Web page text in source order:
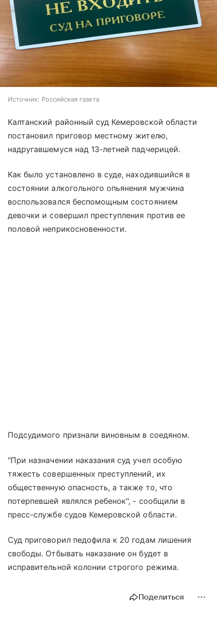
Источник: Российская газета
Калтанский районный суд Кемеровской области
постановил приговор местному жителю,
надругавшемуся над 13-летней падчерицей.
Как было установлено в суде, находившийся в
состоянии алкогольного опьянения мужчина
воспользовался беспомощным состоянием
девочки и совершил преступления против ее
половой неприкосновенности.
Подсудимого признали виновным в соедяном.
"При назначении наказания суд учел особую
тяжесть совершенных преступлений, их
общественную опасность, а также то, что
потерпевшей являлся ребенок", - сообщили в
пресс-службе судов Кемеровской области.
Суд приговорил педофила к 20 годам лишения
свободы. Отбывать наказание он будет в
исправительной колонии строгого режима.
Поделиться